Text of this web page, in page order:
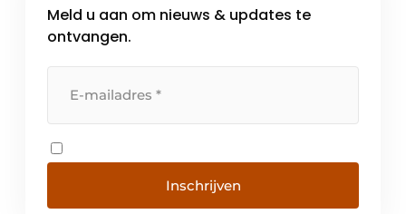
Meld u aan om nieuws & updates te
ontvangen.
Inschrijven